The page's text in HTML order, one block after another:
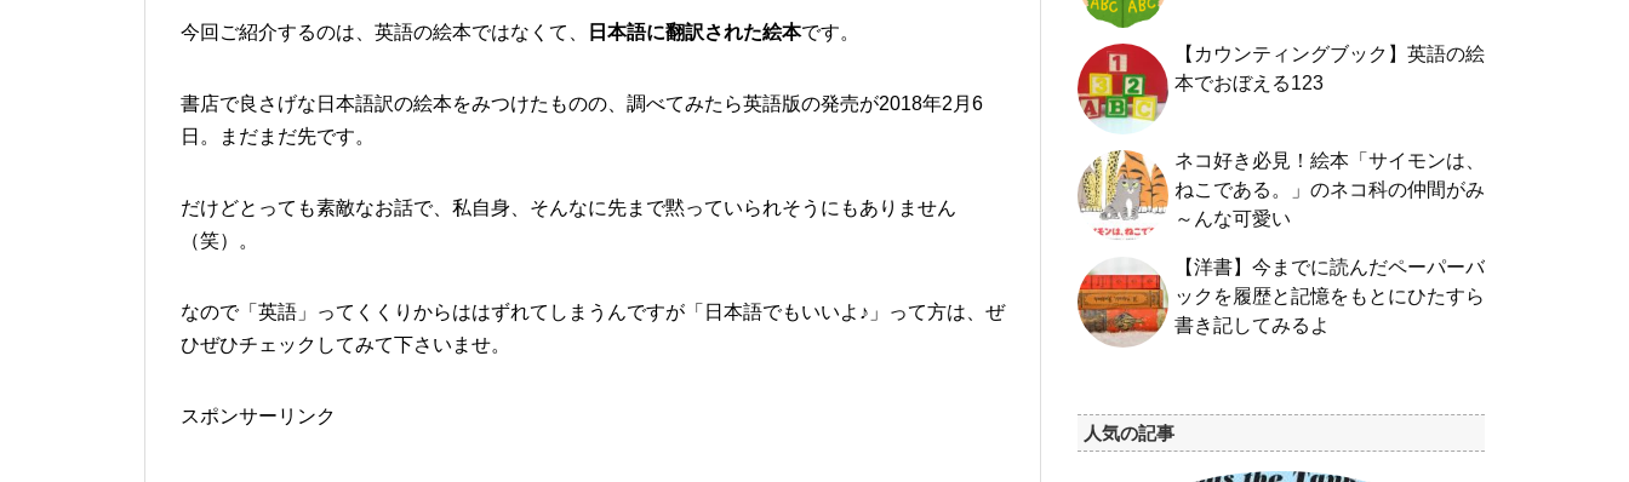
今回ご紹介するのは、英語の絵本ではなくて、 日本語に翻訳された絵本です。
書店で良さげな日本語訳の絵本をみつけたものの、調べてみたら英語版の発売が2018年2月6
日。まだまだ先です。
だけどとっても素敵なお話で、私自身、そんなに先まで黙っていられそうにもありません
（笑）。
なので「英語」ってくくりからははずれてしまうんですが「日本語でもいいよ♪」って方は、ぜ
ひぜひチェックしてみて下さいませ。
スポンサーリンク
【カウンティングブック】英語の絵
本でおぼえる123
ネコ好き必見！絵本「サイモンは、
ねこである。」のネコ科の仲間がみ
～んな可愛い
【洋書】今までに読んだペーパーバ
ックを履歴と記憶をもとにひたすら
書き記してみるよ
人気の記事